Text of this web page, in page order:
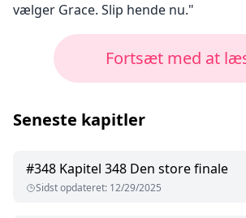
vælger Grace. Slip hende nu."
Fortsæt med at
Seneste kapitler
#348 Kapitel 348 Den store finale
Sidst opdateret: 12/29/2025